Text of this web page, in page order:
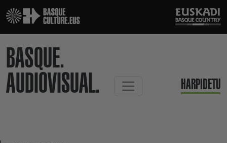
BASQUE.
AUDIOVISUAL.
HARPIDETU